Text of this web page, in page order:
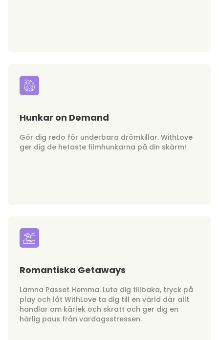
Hunkar on Demand
Gör dig redo för underbara drömkillar. WithLove
ger dig de hetaste filmhunkarna på din skärm!
Romantiska Getaways
Lämna Passet Hemma. Luta dig tillbaka, tryck på
play och låt WithLove ta dig till en värld där allt
handlar om kärlek och skratt och ger dig en
härlig paus från vardagsstressen.